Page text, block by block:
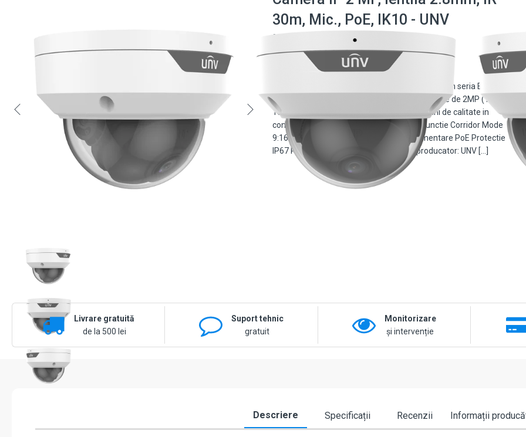
30m, Mic., PoE, IK10 - UNV
IPC322LB-ADF28K-H
IPC322LB-ADF28K-H este o camera IP de 2MP din seria Easy de la
UNV, avand urmatoarele caracteristici: Rezolutie de 2MP (1920 x
1080) @ 30fps Compresie Ultra H.265 Imagini de calitate in
conditii de iIluminare scazuta datorita IR Functie Corridor Mode
9:16 Microfoan incorporat Posibilitate alimentare PoE Protectie
IP67 Protectie antivandal IK10. Model / producator: UNV […]
Livrare gratuită
de la 500 lei
Suport tehnic
gratuit
Monitorizare
și intervenție
Descriere Specificații Recenzii Informații